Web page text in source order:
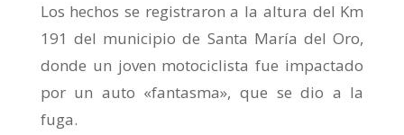
Los hechos se registraron a la altura del Km
191 del municipio de Santa María del Oro,
donde un joven motociclista fue impactado
por un auto «fantasma», que se dio a la
fuga.